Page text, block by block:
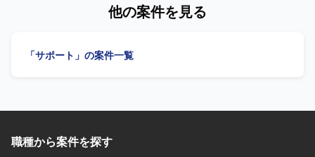
管理および活用推進を担当していただきます。具体的に
の活用支援（教育・問い合わせ対応）などを行っていただ
がら、M365の活用を主体的にリードしていただける方を求
用部門のニーズを汲み取り、わかりやすく説明・教育がで
他の案件を見る
「サポート」の案件一覧
職種から案件を探す